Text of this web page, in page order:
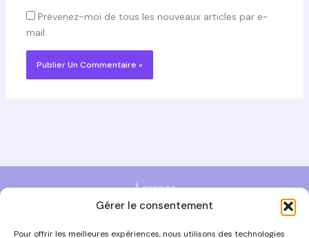
Gérer le consentement
Pour offrir les meilleures expériences, nous utilisons des technologies
Prévenez-moi de tous les nouveaux articles par e-
mail.
À propos
Politique de cookies (UE)
Politique de confidentialité